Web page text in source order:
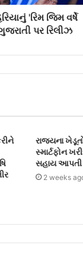
'રિમ જિમ વર્ષે
પર રિલીઝ
રાજ્યના
સ્માર્ટફોન
સહાય આપતી
2 weeks